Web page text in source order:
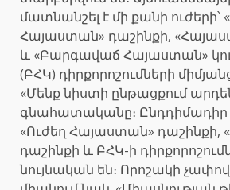
մատնանշել է մի քանի ուժերի՝
Հայաստան» դաշինքի,
և «Բարգավաճ Հայաստան»
(ԲՀԿ) դիրքորոշումների
«Մենք նիստի ընթացքում
գնահատականը։ Ընդդիմադիր
«Ուժեղ Հայաստան» դաշինքի,
դաշինքի և ԲՀԿ-ի
նույնական են։ Որոշակի